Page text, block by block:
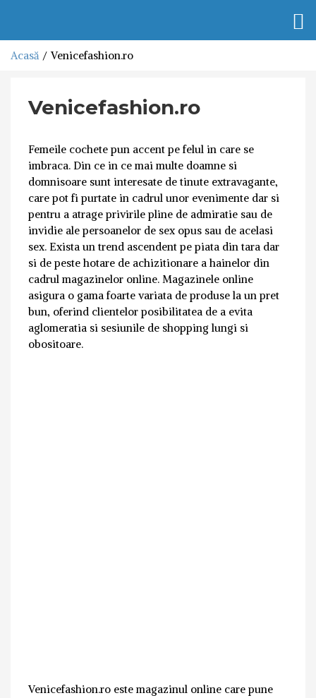
Acasă Venicefashion.ro
Venicefashion.ro
Femeile cochete pun accent pe felul in care se
imbraca. Din ce in ce mai multe doamne si
domnisoare sunt interesate de tinute extravagante,
care pot fi purtate in cadrul unor evenimente dar si
pentru a atrage privirile pline de admiratie sau de
invidie ale persoanelor de sex opus sau de acelasi
sex. Exista un trend ascendent pe piata din tara dar
si de peste hotare de achizitionare a hainelor din
cadrul magazinelor online. Magazinele online
asigura o gama foarte variata de produse la un pret
bun, oferind clientelor posibilitatea de a evita
aglomeratia si sesiunile de shopping lungi si
obositoare.
Venicefashion.ro este magazinul online care pune